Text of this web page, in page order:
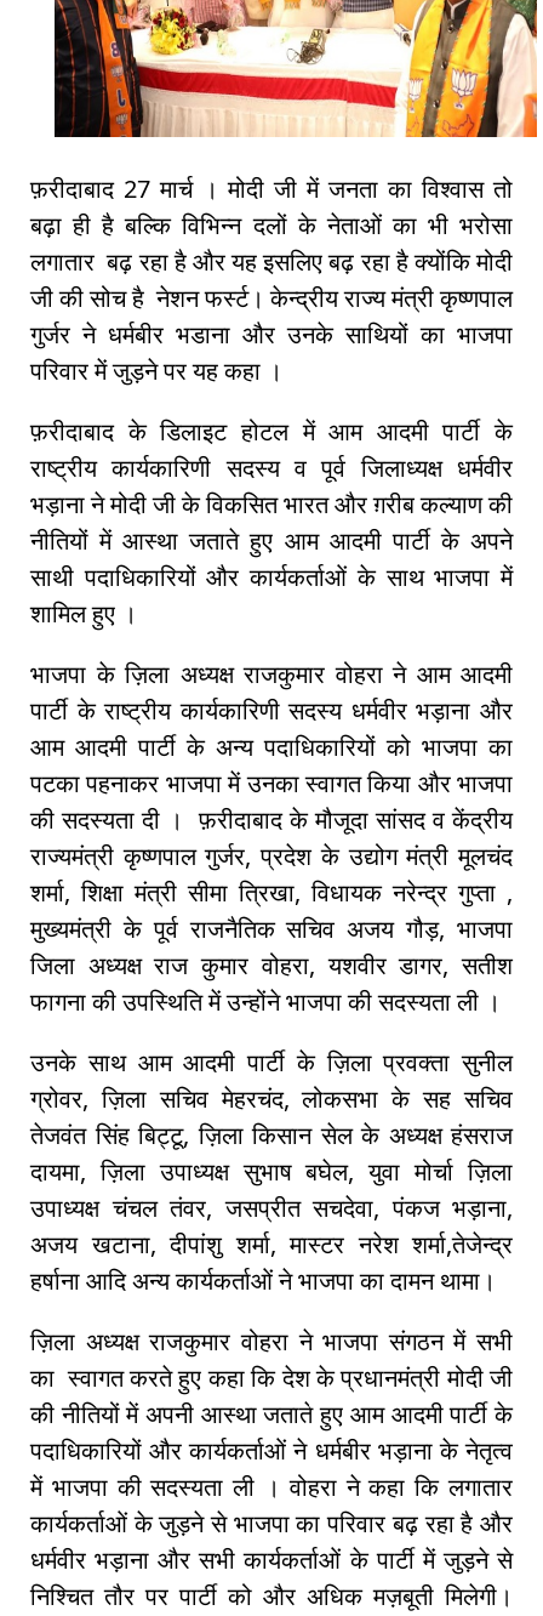
फ़रीदाबाद 27 मार्च । मोदी जी में जनता का विश्वास तो
बढ़ा ही है बल्कि विभिन्न दलों के नेताओं का भी भरोसा
लगातार बढ़ रहा है और यह इसलिए बढ़ रहा है क्योंकि मोदी
जी की सोच है नेशन फर्स्ट। केन्द्रीय राज्य मंत्री कृष्णपाल
गुर्जर ने धर्मबीर भडाना और उनके साथियों का भाजपा
परिवार में जुड़ने पर यह कहा ।
फ़रीदाबाद के डिलाइट होटल में आम आदमी पार्टी के
राष्ट्रीय कार्यकारिणी सदस्य व पूर्व जिलाध्यक्ष धर्मवीर
भड़ाना ने मोदी जी के विकसित भारत और ग़रीब कल्याण की
नीतियों में आस्था जताते हुए आम आदमी पार्टी के अपने
साथी पदाधिकारियों और कार्यकर्ताओं के साथ भाजपा में
शामिल हुए ।
भाजपा के ज़िला अध्यक्ष राजकुमार वोहरा ने आम आदमी
पार्टी के राष्ट्रीय कार्यकारिणी सदस्य धर्मवीर भड़ाना और
आम आदमी पार्टी के अन्य पदाधिकारियों को भाजपा का
पटका पहनाकर भाजपा में उनका स्वागत किया और भाजपा
की सदस्यता दी । फ़रीदाबाद के मौजूदा सांसद व केंद्रीय
राज्यमंत्री कृष्णपाल गुर्जर, प्रदेश के उद्योग मंत्री मूलचंद
शर्मा, शिक्षा मंत्री सीमा त्रिखा, विधायक नरेन्द्र गुप्ता ,
मुख्यमंत्री के पूर्व राजनैतिक सचिव अजय गौड़, भाजपा
जिला अध्यक्ष राज कुमार वोहरा, यशवीर डागर, सतीश
फागना की उपस्थिति में उन्होंने भाजपा की सदस्यता ली ।
उनके साथ आम आदमी पार्टी के ज़िला प्रवक्ता सुनील
ग्रोवर, ज़िला सचिव मेहरचंद, लोकसभा के सह सचिव
तेजवंत सिंह बिट्टू, ज़िला किसान सेल के अध्यक्ष हंसराज
दायमा, ज़िला उपाध्यक्ष सुभाष बघेल, युवा मोर्चा ज़िला
उपाध्यक्ष चंचल तंवर, जसप्रीत सचदेवा, पंकज भड़ाना,
अजय खटाना, दीपांशु शर्मा, मास्टर नरेश शर्मा,तेजेन्द्र
हर्षाना आदि अन्य कार्यकर्ताओं ने भाजपा का दामन थामा।
ज़िला अध्यक्ष राजकुमार वोहरा ने भाजपा संगठन में सभी
का स्वागत करते हुए कहा कि देश के प्रधानमंत्री मोदी जी
की नीतियों में अपनी आस्था जताते हुए आम आदमी पार्टी के
पदाधिकारियों और कार्यकर्ताओं ने धर्मबीर भड़ाना के नेतृत्व
में भाजपा की सदस्यता ली । वोहरा ने कहा कि लगातार
कार्यकर्ताओं के जुड़ने से भाजपा का परिवार बढ़ रहा है और
धर्मवीर भड़ाना और सभी कार्यकर्ताओं के पार्टी में जुड़ने से
निश्चित तौर पर पार्टी को और अधिक मज़बूती मिलेगी।